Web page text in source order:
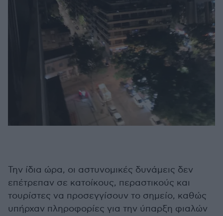
Την ίδια ώρα, οι αστυνομικές δυνάμεις δεν
επέτρεπαν σε κατοίκους, περαστικούς και
τουρίστες να προσεγγίσουν το σημείο, καθώς
υπήρχαν πληροφορίες για την ύπαρξη φιαλών